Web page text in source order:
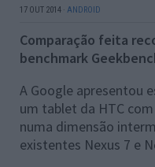
17 OUT 2014 · ANDROID
Comparação feita
benchmark
A Google apresentou
um tablet da HTC
numa dimensão
existentes Nexus 7 e